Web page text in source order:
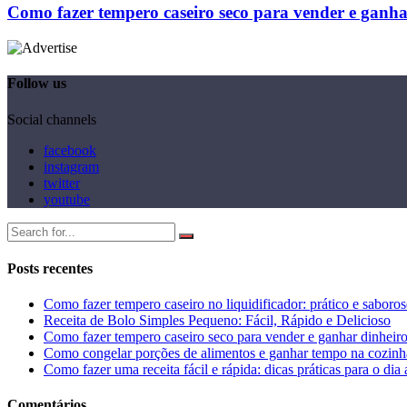
Como fazer tempero caseiro seco para vender e
Follow us
Social channels
facebook
instagram
twitter
youtube
Posts recentes
Como fazer tempero caseiro no liquidificador: prático e
Receita de Bolo Simples Pequeno: Fácil, Rápido e Delicioso
Como fazer tempero caseiro seco para vender e ganhar dinheiro
Como congelar porções de alimentos e ganhar tempo na
Como fazer uma receita fácil e rápida: dicas práticas para o dia